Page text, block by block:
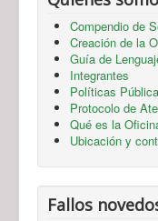
Compendio de
Creación de la
Guía de
Integrantes
Políticas
Protocolo de
Qué es la
Ubicación y
Fallos